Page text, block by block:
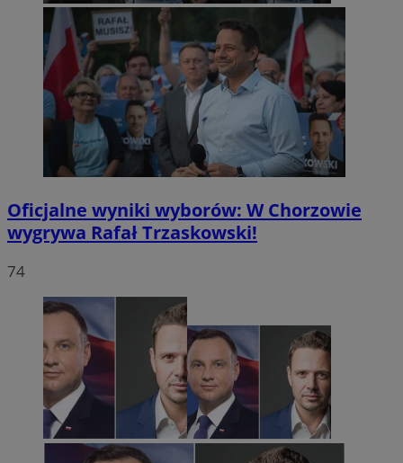
Oficjalne wyniki wyborów: W Chorzowie
wygrywa Rafał Trzaskowski!
74